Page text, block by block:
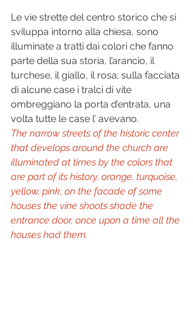
Le vie strette del centro storico che si
sviluppa intorno alla chiesa, sono
illuminate a tratti dai colori che fanno
parte della sua storia, l’arancio, il
turchese, il giallo, il rosa; sulla facciata
di alcune case i tralci di vite
ombreggiano la porta d’entrata, una
volta tutte le case l’ avevano.
The narrow streets of the historic center
that develops around the church are
illuminated at times by the colors that
are part of its history, orange, turquoise,
yellow, pink; on the facade of some
houses the vine shoots shade the
entrance door, once upon a time all the
houses had them.